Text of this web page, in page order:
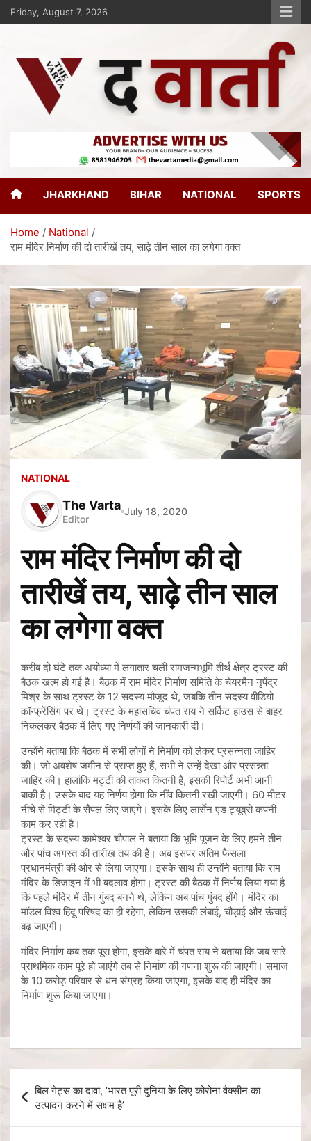
Friday, August 7, 2026
The Varta
JHARKHAND BIHAR NATIONAL SPORTS
Home
National
राम मंदिर निर्माण की दो तारीखें तय, साढ़े तीन साल का लगेगा वक्त
NATIONAL
The Varta
Editor
July 18, 2020
राम मंदिर निर्माण की दो
तारीखें तय, साढ़े तीन साल
का लगेगा वक्त
करीब दो घंटे तक अयोध्या में लगातार चली रामजन्मभूमि तीर्थ क्षेत्र ट्रस्ट की
बैठक खत्म हो गई है। बैठक में राम मंदिर निर्माण समिति के चेयरमैन नृपेंद्र
मिश्र के साथ ट्रस्ट के 12 सदस्य मौजूद थे, जबकि तीन सदस्य वीडियो
कॉन्फ्रेंसिंग पर थे। ट्रस्ट के महासचिव चंपत राय ने सर्किट हाउस से बाहर
निकलकर बैठक में लिए गए निर्णयों की जानकारी दी।
उन्होंने बताया कि बैठक में सभी लोगों ने निर्माण को लेकर प्रसन्नता जाहिर
की। जो अवशेष जमीन से प्राप्त हुए हैं, सभी ने उन्हें देखा और प्रसन्न्ता
जाहिर की। हालांकि मट्टी की ताकत कितनी है, इसकी रिपोर्ट अभी आनी
बाकी है। उसके बाद यह निर्णय होगा कि नींव कितनी रखी जाएगी। 60 मीटर
नीचे से मिट्टी के सैंपल लिए जाएंगे। इसके लिए लार्सेन एंड ट्यूब्रो कंपनी
काम कर रही है।
ट्रस्ट के सदस्य कामेश्वर चौपाल ने बताया कि भूमि पूजन के लिए हमने तीन
और पांच अगस्त की तारीख तय की है। अब इसपर अंतिम फैसला
प्रधानमंत्री की ओर से लिया जाएगा। इसके साथ ही उन्होंने बताया कि राम
मंदिर के डिजाइन में भी बदलाव होगा। ट्रस्ट की बैठक में निर्णय लिया गया है
कि पहले मंदिर में तीन गुंबद बनने थे, लेकिन अब पांच गुंबद होंगे। मंदिर का
मॉडल विश्व हिंदू परिषद का ही रहेगा, लेकिन उसकी लंबाई, चौड़ाई और ऊंचाई
बढ़ जाएगी।
मंदिर निर्माण कब तक पूरा होगा, इसके बारे में चंपत राय ने बताया कि जब सारे
प्राथमिक काम पूरे हो जाएंगे तब से निर्माण की गणना शुरू की जाएगी। समाज
के 10 करोड़ परिवार से धन संग्रह किया जाएगा, इसके बाद ही मंदिर का
निर्माण शुरू किया जाएगा।
बिल गेट्स का दावा, ‘भारत पूरी दुनिया के लिए कोरोना वैक्सीन का
उत्पादन करने में सक्षम है’